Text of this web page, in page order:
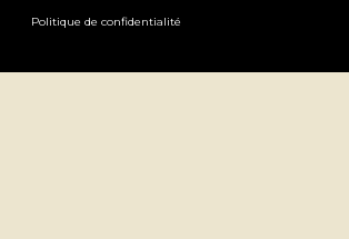
Politique de confidentialité